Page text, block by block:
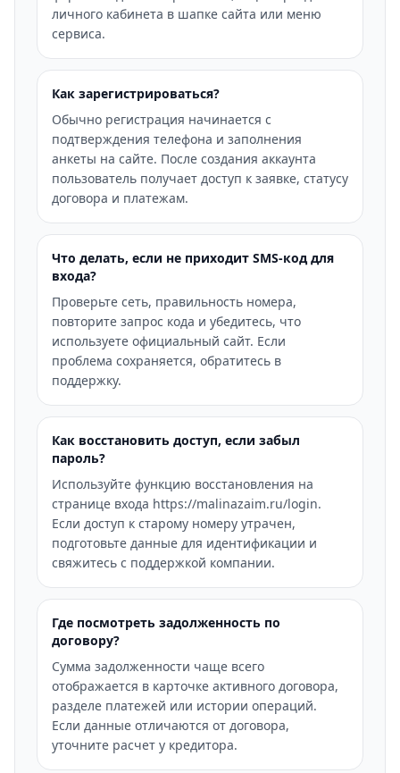
личного кабинета в шапке сайта или меню
сервиса.
Как зарегистрироваться?
Обычно регистрация начинается с
подтверждения телефона и заполнения
анкеты на сайте. После создания аккаунта
пользователь получает доступ к заявке, статусу
договора и платежам.
Что делать, если не приходит SMS-код для
входа?
Проверьте сеть, правильность номера,
повторите запрос кода и убедитесь, что
используете официальный сайт. Если
проблема сохраняется, обратитесь в
поддержку.
Как восстановить доступ, если забыл
пароль?
Используйте функцию восстановления на
странице входа https://malinazaim.ru/login.
Если доступ к старому номеру утрачен,
подготовьте данные для идентификации и
свяжитесь с поддержкой компании.
Где посмотреть задолженность по
договору?
Сумма задолженности чаще всего
отображается в карточке активного договора,
разделе платежей или истории операций.
Если данные отличаются от договора,
уточните расчет у кредитора.